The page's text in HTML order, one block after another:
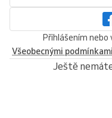
Přihlášením
Všeobecnými podmínkami
Ještě